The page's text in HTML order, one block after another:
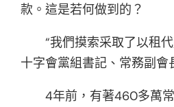
款。這是若何做到的？
“我們摸索采取了以租代
十字會黨組書記、常務副會
4年前，有著460多萬常